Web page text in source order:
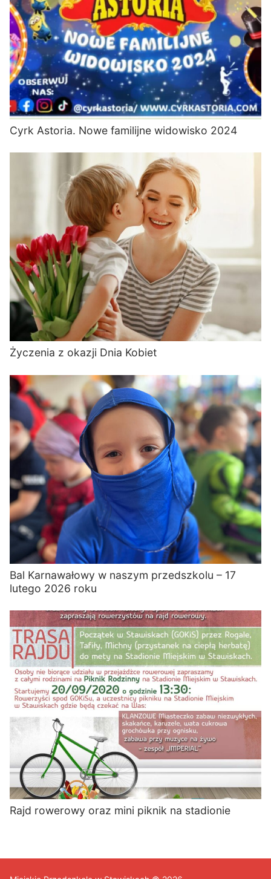
Cyrk Astoria. Nowe familijne widowisko 2024
Życzenia z okazji Dnia Kobiet
Bal Karnawałowy w naszym przedszkolu – 17
lutego 2026 roku
Rajd rowerowy oraz mini piknik na stadionie